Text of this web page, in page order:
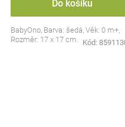
Do košíku
BabyOno, Barva: šedá, Věk: 0 m+,
Rozměr: 17 x 17 cm.
Kód: